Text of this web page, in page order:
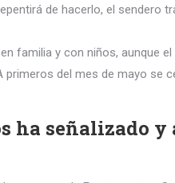
de hacerlo, el sendero
familia y con niños, aunque
del mes de mayo se
ha señalizado